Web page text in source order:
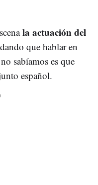
la actuación del
que hablar en
sabíamos es que
español.